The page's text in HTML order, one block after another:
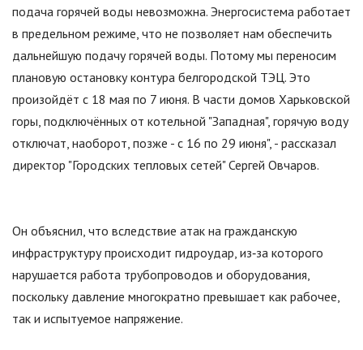
подача горячей воды невозможна. Энергосистема работает
в предельном режиме, что не позволяет нам обеспечить
дальнейшую подачу горячей воды. Потому мы переносим
плановую остановку контура белгородской ТЭЦ. Это
произойдёт с 18 мая по 7 июня. В части домов Харьковской
горы, подключённых от котельной "Западная", горячую воду
отключат, наоборот, позже - с 16 по 29 июня", - рассказал
директор "Городских тепловых сетей"Сергей Овчаров.
Он объяснил, что вследствие атак на гражданскую
инфраструктуру происходит гидроудар, из‑за которого
нарушается работа трубопроводов и оборудования,
поскольку давление многократно превышает как рабочее,
так и испытуемое напряжение.